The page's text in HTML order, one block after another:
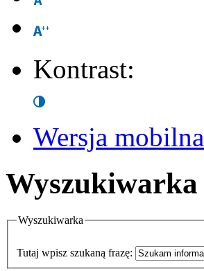
Kontrast:
Wersja mobilna
Wyszukiwarka
Wyszukiwarka
Tutaj wpisz szukaną frazę: